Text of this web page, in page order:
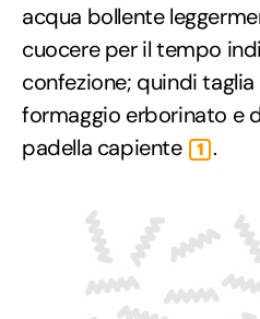
acqua bollente
cuocere per il tempo
confezione; quindi
formaggio erborinato e
padella capiente
1 .